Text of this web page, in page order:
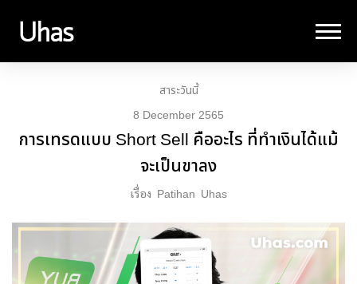
สาระวันนี้
8 December 2565
การเทรดแบบ Short Sell คืออะไร ที่ทำเงินได้แม้
จะเป็นขาลง
เรื่อง Patihan Uhas